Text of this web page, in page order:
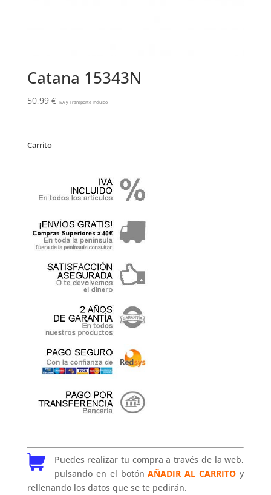
Catana 15343N
50,99 € IVA y Transporte Incluido
Carrito
Puedes realizar tu compra a través de la web,
pulsando en el botónAÑADIR AL CARRITO y
rellenando los datos que se te pedirán.